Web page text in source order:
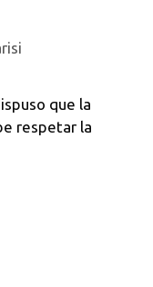
que la
respetar la